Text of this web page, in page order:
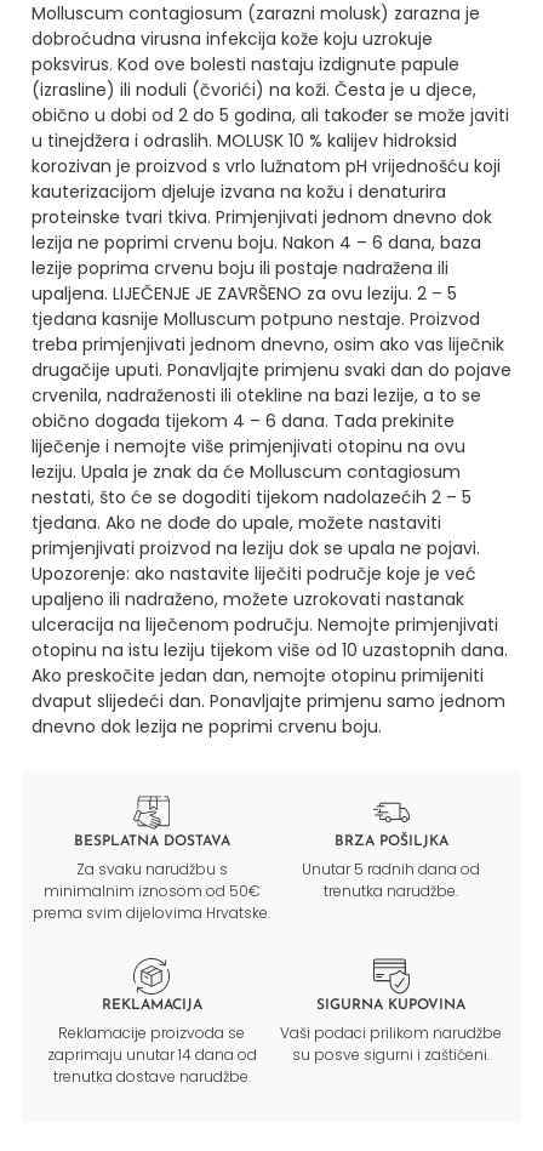
Molluscum contagiosum (zarazni molusk) zarazna je
dobroćudna virusna infekcija kože koju uzrokuje
poksvirus. Kod ove bolesti nastaju izdignute papule
(izrasline) ili noduli (čvorići) na koži. Česta je u djece,
obično u dobi od 2 do 5 godina, ali također se može javiti
u tinejdžera i odraslih. MOLUSK 10 % kalijev hidroksid
korozivan je proizvod s vrlo lužnatom pH vrijednošću koji
kauterizacijom djeluje izvana na kožu i denaturira
proteinske tvari tkiva. Primjenjivati jednom dnevno dok
lezija ne poprimi crvenu boju. Nakon 4 – 6 dana, baza
lezije poprima crvenu boju ili postaje nadražena ili
upaljena. LIJEČENJE JE ZAVRŠENO za ovu leziju. 2 – 5
tjedana kasnije Molluscum potpuno nestaje. Proizvod
treba primjenjivati jednom dnevno, osim ako vas liječnik
drugačije uputi. Ponavljajte primjenu svaki dan do pojave
crvenila, nadraženosti ili otekline na bazi lezije, a to se
obično događa tijekom 4 – 6 dana. Tada prekinite
liječenje i nemojte više primjenjivati otopinu na ovu
leziju. Upala je znak da će Molluscum contagiosum
nestati, što će se dogoditi tijekom nadolazećih 2 – 5
tjedana. Ako ne dođe do upale, možete nastaviti
primjenjivati proizvod na leziju dok se upala ne pojavi.
Upozorenje: ako nastavite liječiti područje koje je već
upaljeno ili nadraženo, možete uzrokovati nastanak
ulceracija na liječenom području. Nemojte primjenjivati
otopinu na istu leziju tijekom više od 10 uzastopnih dana.
Ako preskočite jedan dan, nemojte otopinu primijeniti
dvaput slijedeći dan. Ponavljajte primjenu samo jednom
dnevno dok lezija ne poprimi crvenu boju.
BESPLATNA DOSTAVA
Za svaku narudžbu s
minimalnim iznosom od 50€
prema svim dijelovima Hrvatske.
BRZA POŠILJKA
Unutar 5 radnih dana od
trenutka narudžbe.
REKLAMACIJA
Reklamacije proizvoda se
zaprimaju unutar 14 dana od
trenutka dostave narudžbe.
SIGURNA KUPOVINA
Vaši podaci prilikom narudžbe
su posve sigurni i zaštićeni.